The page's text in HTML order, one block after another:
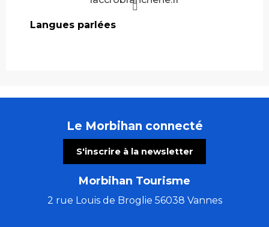
Langues parlées
Langues parlées
Le Morbihan connecté
S'inscrire à la newsletter
Morbihan Tourisme
2 rue Louis de Broglie 56038 Vannes